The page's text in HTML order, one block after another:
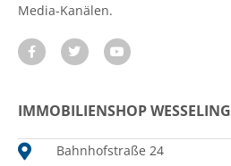
Media-Kanälen.
IMMOBILIENSHOP WESSELING
Bahnhofstraße 24